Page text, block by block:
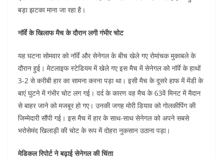
बड़ा झटका माना जा रहा है।
नॉर्वे के खिलाफ मैच के दौरान लगी गंभीर चोट
यह घटना सोमवार को नॉर्वे और सेनेगल के बीच खेले गए रोमांचक मुकाबले के
दौरान हुई। मेटलाइफ स्टेडियम में खेले गए इस मैच में सेनेगल को नॉर्वे के हाथों
3-2 से करीबी हार का सामना करना पड़ा था। इसी मैच के दूसरे हाफ में मेंडी के
बाएं घुटने में गंभीर चोट लग गई। दर्द के कारण वह मैच के 63वें मिनट में मैदान
से बाहर जाने को मजबूर हो गए। उनकी जगह मोरी डियाव को गोलकीपिंग की
जिम्मेदारी सौंपी गई। इस मैच में हार के साथ-साथ सेनेगल को अपने सबसे
भरोसेमंद खिलाड़ी की चोट के रूप में दोहरा नुकसान उठाना पड़ा।
मेडिकल रिपोर्ट ने बढ़ाई सेनेगल की चिंता